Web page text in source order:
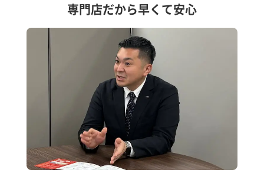
専門店だから早くて安心